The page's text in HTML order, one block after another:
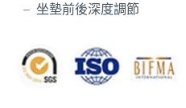
坐墊前後深度調節